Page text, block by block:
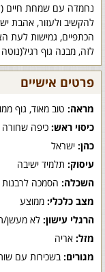
נחמדה עם שמחת חיים
להקשיב ולעזור, אהבת
הכתפיים, גמישות לעת
לזה, מבנה גוף
פרטים אישיים
מראה: טוב מאוד, גוף
כיסוי ראש: כיפה שחורה
כהן: ישראל
עיסוק: תלמיד ישיבה
השכלה: הסמכה לרבנות
מצב כלכלי: ממוצע
הרגלי עישון: לא מעשן/
מזל: אריה
מגורים: בשכירות עם